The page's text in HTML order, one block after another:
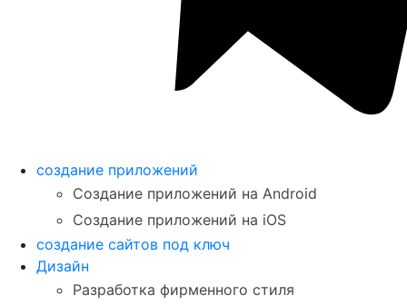
создание приложений
Создание приложений на Android
Создание приложений на iOS
создание сайтов под ключ
Дизайн
Разработка фирменного стиля